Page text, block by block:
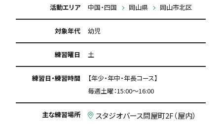
活動エリア 中国・四国 岡山県 岡山市北区
対象年代 幼児
練習曜日 土
練習日・練習時間
【年少・年中・年長コース】
毎週土曜：15:00〜16:00
主な練習場所 スタジオバース問屋町2F（屋内）